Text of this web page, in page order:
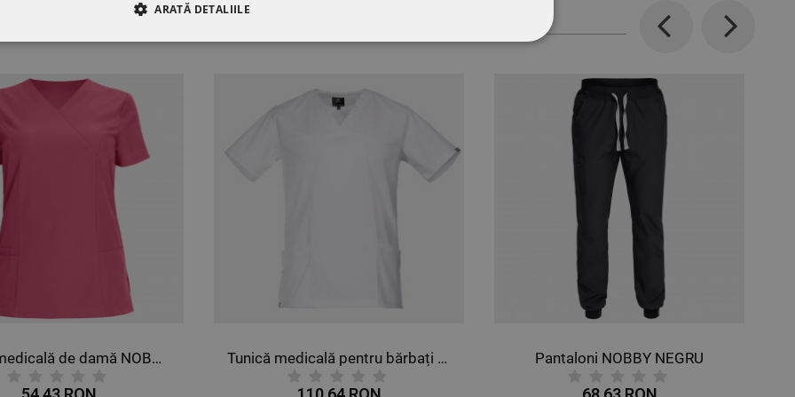
PRODUS AU MAI CUMPĂRAT ȘI:
Previous
Tunică medicală pentru bărbați VICTOR ALB Pantaloni NOBBY NEGRU
Next
ARATĂ DETALIILE
DE PERFORMANȚĂ DE TARGETARE DE FUNCŢIONALITATE